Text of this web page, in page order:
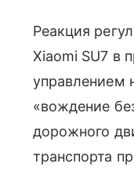
Реакция
Xiaomi SU7 в
управлением
«вождение
дорожного
транспорта